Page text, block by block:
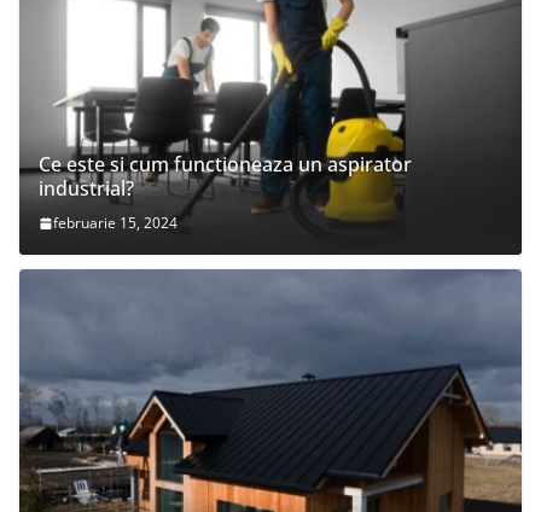
Ce este si cum functioneaza un aspirator
industrial?
februarie 15, 2024